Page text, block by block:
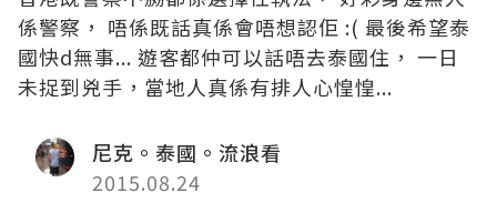
係警察， 唔係既話真係會唔想認佢 :( 最後希望泰
國快d無事... 遊客都仲可以話唔去泰國住， 一日
未捉到兇手，當地人真係有排人心惶惶...
尼克。泰國。流浪看
2015.08.24